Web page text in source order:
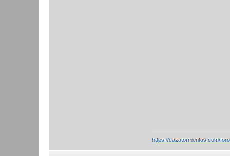
https://cazatormentas.com/